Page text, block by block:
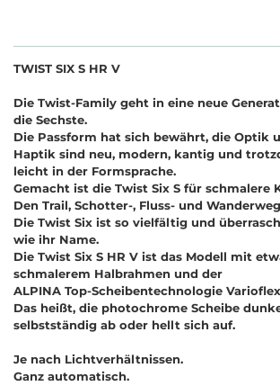
TWIST SIX S HR V
Die Twist-Family geht in eine neue
die Sechste.
Die Passform hat sich bewährt, die Optik
Haptik sind neu, modern, kantig und
leicht in der Formsprache.
Gemacht ist die Twist Six S für schmalere
Den Trail, Schotter-, Fluss- und
Die Twist Six ist so vielfältig und
wie ihr Name.
Die Twist Six S HR V ist das Modell mit
schmalerem Halbrahmen und der
ALPINA Top-Scheibentechnologie
Das heißt, die photochrome Scheibe
selbstständig ab oder hellt sich auf.
Je nach Lichtverhältnissen.
Ganz automatisch.